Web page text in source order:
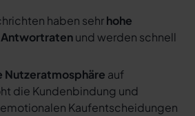
haben sehrhohe
und werden schnell
Nutzeratmosphäre auf
die Kundenbindung und
Kaufentscheidungen